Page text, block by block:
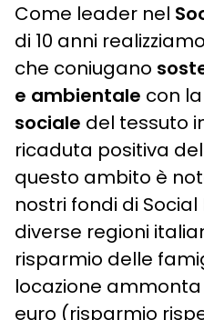
Come leader nel
di 10 anni
che coniugano
e ambientale con la
sociale del tessuto
ricaduta positiva
questo ambito è
nostri fondi di Social
diverse regioni
risparmio delle
locazione
euro (risparmio